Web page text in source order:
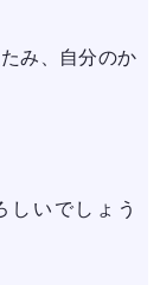
み、自分のか
しいでしょう